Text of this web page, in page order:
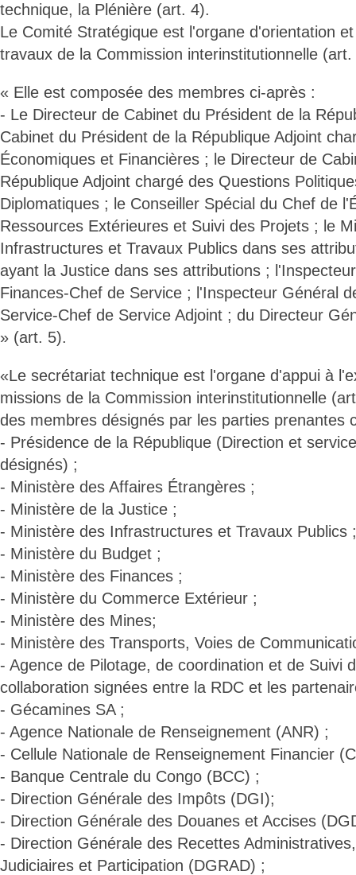
technique, la Plénière (art. 4).
Le Comité Stratégique est l'organe d'orientation
travaux de la Commission interinstitutionnelle
« Elle est composée des membres ci-après :
- Le Directeur de Cabinet du Président de la
Cabinet du Président de la République Adjoint
Économiques et Financières ; le Directeur de
République Adjoint chargé des Questions
Diplomatiques ; le Conseiller Spécial du Chef de
Ressources Extérieures et Suivi des Projets ; le
Infrastructures et Travaux Publics dans ses
ayant la Justice dans ses attributions ;
Finances-Chef de Service ; l'Inspecteur Général
Service-Chef de Service Adjoint ; du Directeur
» (art. 5).
«Le secrétariat technique est l'organe d'appui à
missions de la Commission interinstitutionnelle
des membres désignés par les parties prenantes
- Présidence de la République (Direction et
désignés) ;
- Ministère des Affaires Étrangères ;
- Ministère de la Justice ;
- Ministère des Infrastructures et Travaux Publics ;
- Ministère du Budget ;
- Ministère des Finances ;
- Ministère du Commerce Extérieur ;
- Ministère des Mines;
- Ministère des Transports, Voies de
- Agence de Pilotage, de coordination et de Suivi
collaboration signées entre la RDC et les
- Gécamines SA ;
- Agence Nationale de Renseignement (ANR) ;
- Cellule Nationale de Renseignement Financier
- Banque Centrale du Congo (BCC) ;
- Direction Générale des Impôts (DGI);
- Direction Générale des Douanes et Accises
- Direction Générale des Recettes
Judiciaires et Participation (DGRAD) ;